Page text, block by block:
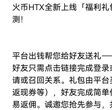
火币HTX全新上线「福利
测！
平台出钱帮您给好友送礼
好友只需点击链接完成登
请或召回关系。礼包由平
返现券等），好友完成简
易返佣。诚邀您抢先参与，